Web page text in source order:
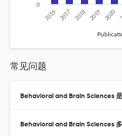
2016 2017 2018 2019 2020
0
常见问题
Behavioral and Brain Sciences
Behavioral and Brain Sciences